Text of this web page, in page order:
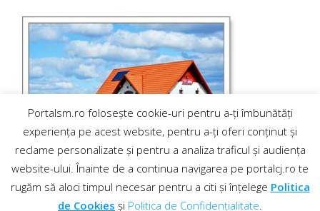
Portalsm.ro folosește cookie-uri pentru a-ți îmbunătăți
experiența pe acest website, pentru a-ți oferi conținut și
reclame personalizate și pentru a analiza traficul și audiența
website-ului. Înainte de a continua navigarea pe portalcj.ro te
rugăm să aloci timpul necesar pentru a citi și înțelege Politica
de Cookies și Politica de Confidențialitate.